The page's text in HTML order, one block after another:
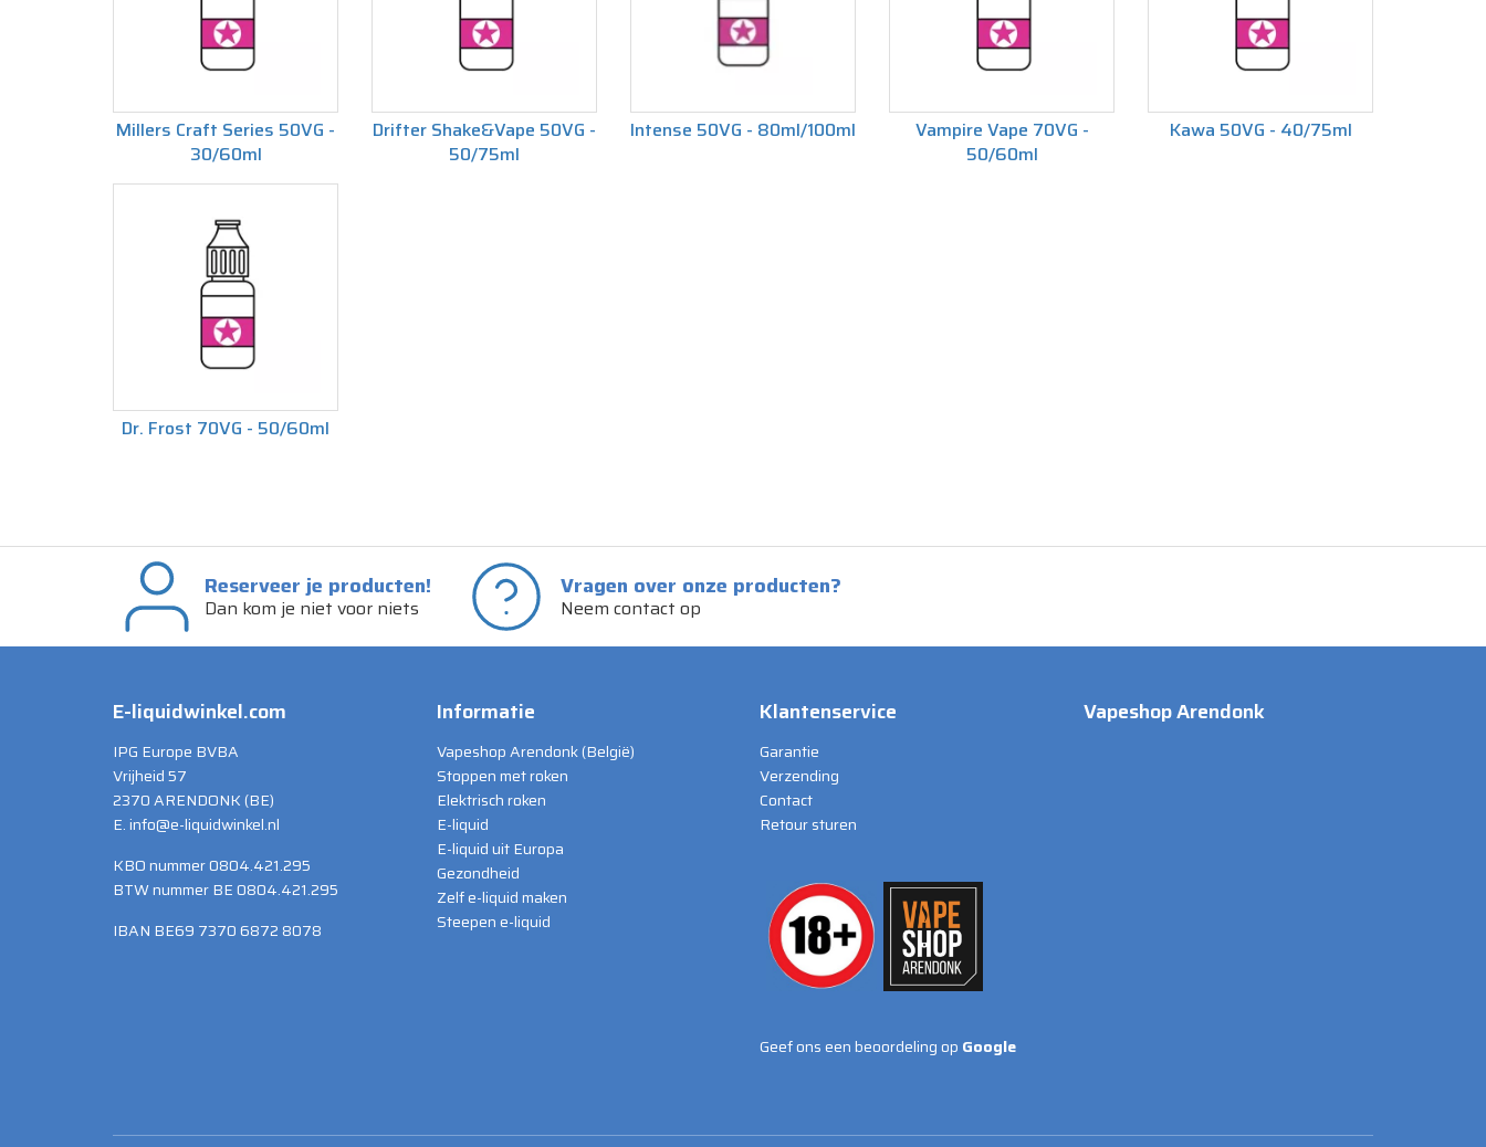
Millers Craft Series 50VG -
30/60ml
Drifter Shake&Vape 50VG -
50/75ml
Intense 50VG - 80ml/100ml
Vampire Vape 70VG -
50/60ml
Kawa 50VG - 40/75ml
Dr. Frost 70VG - 50/60ml
Reserveer je producten!
Dan kom je niet voor niets
Vragen over onze producten?
Neem contact op
E-liquidwinkel.com
IPG Europe BVBA
Vrijheid 57
2370 ARENDONK (BE)
E. info@e-liquidwinkel.nl
KBO nummer 0804.421.295
BTW nummer BE 0804.421.295
IBAN BE69 7370 6872 8078
Informatie
Vapeshop Arendonk (België)
Stoppen met roken
Elektrisch roken
E-liquid
E-liquid uit Europa
Gezondheid
Zelf e-liquid maken
Steepen e-liquid
Klantenservice
Garantie
Verzending
Contact
Retour sturen
Geef ons een beoordeling op Google
Vapeshop Arendonk